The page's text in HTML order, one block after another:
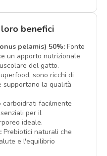
benefici
pelamis) 50%: Fonte
un apporto nutrizionale
del gatto.
sono ricchi di
supportano la qualità
carboidrati facilmente
per il
ideale.
Prebiotici naturali che
e l'equilibrio